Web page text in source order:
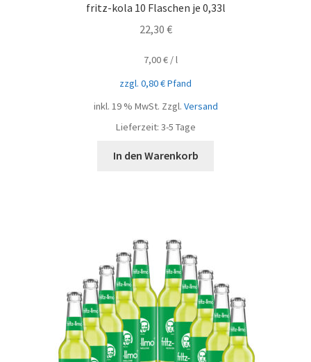
fritz-kola 10 Flaschen je 0,33l
22,30 €
7,00€/l
zzgl. 0,80€Pfand
inkl. 19 % MwSt. Zzgl. Versand
Lieferzeit: 3-5 Tage
In den Warenkorb